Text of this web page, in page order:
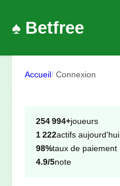
♠️ Betfree
Accueil Connexion
254 994+joueurs
1 222actifs aujourd'hui
98%taux de paiement
4.9/5note